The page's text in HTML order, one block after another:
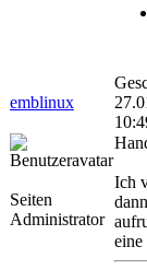
emblinux
Seiten
Administrator
Ich
eine